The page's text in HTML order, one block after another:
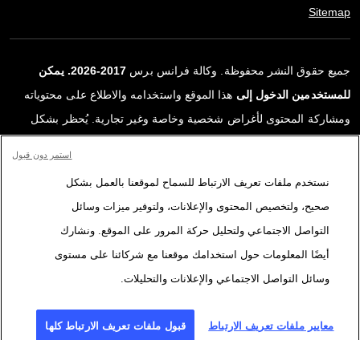
Sitemap
جميع حقوق النشر محفوظة. وكالة فرانس برس
2017-2026. يمكن
للمستخدمين الدخول إلى هذا الموقع واستخدامه والاطلاع على محتوياته
ومشاركة المحتوى لأغراض شخصية وخاصة وغير تجارية. يُحظر بشكل
ترخيص محددة موقعة مع وكالة فرانس برس. المواد والروابط الواردة في
التقارير، والتي لم تنتجها وكالة فرانس برس، مستخدمة فقط وبالقدر
اللازم كعناصر إثبات لمحتوى هذه التقارير. لم تحصل فرانس برس على أي
حقوق من المؤلفين أو مالكي حقوق النشر لهذا المحتوى ولا تتحمّل أي
مسؤوليّة في هذا الصدد. وكالة فرانس برس وشعارها علامتان تجاريتان
نستخدم ملفات تعريف الارتباط للسماح لموقعنا بالعمل بشكل
صحيح، ولتخصيص المحتوى والإعلانات، ولتوفير ميزات وسائل
التواصل الاجتماعي ولتحليل حركة المرور على الموقع. ونشارك
أيضًا المعلومات حول استخدامك موقعنا مع شركائنا على مستوى
وسائل التواصل الاجتماعي والإعلانات والتحليلات.
معايير ملفات تعريف الارتباط قبول ملفات تعريف الارتباط كلها
استمر دون قبول